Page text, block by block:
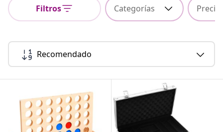
Filtros Categorías Precio
Recomendado